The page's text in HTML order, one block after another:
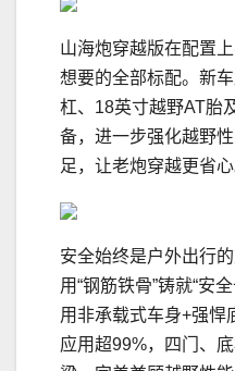
山海炮穿越版在配置
想要的全部标配。新
杠、18英寸越野AT胎
备，进一步强化越野
足，让老炮穿越更省心
安全始终是户外出行
用“钢筋铁骨”铸就“安
用非承载式车身+强悍
应用超99%，四门、